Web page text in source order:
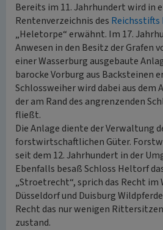
Bereits im 11. Jahrhundert wird in
Rentenverzeichnis des
„Heletorpe“ erwähnt. Im 17.
Anwesen in den Besitz der Grafen
einer Wasserburg ausgebaute
barocke Vorburg aus Backsteinen
Schlossweiher wird dabei aus dem
der am Rand des angrenzenden
fließt.
Die Anlage diente der Verwaltung
forstwirtschaftlichen Güter.
seit dem 12. Jahrhundert in der
Ebenfalls besaß Schloss Heltorf
„Stroetrecht“, sprich das Recht im
Düsseldorf und Duisburg
Recht das nur wenigen
zustand.